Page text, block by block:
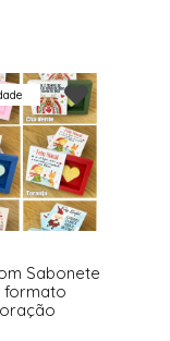
Sabonete
formato